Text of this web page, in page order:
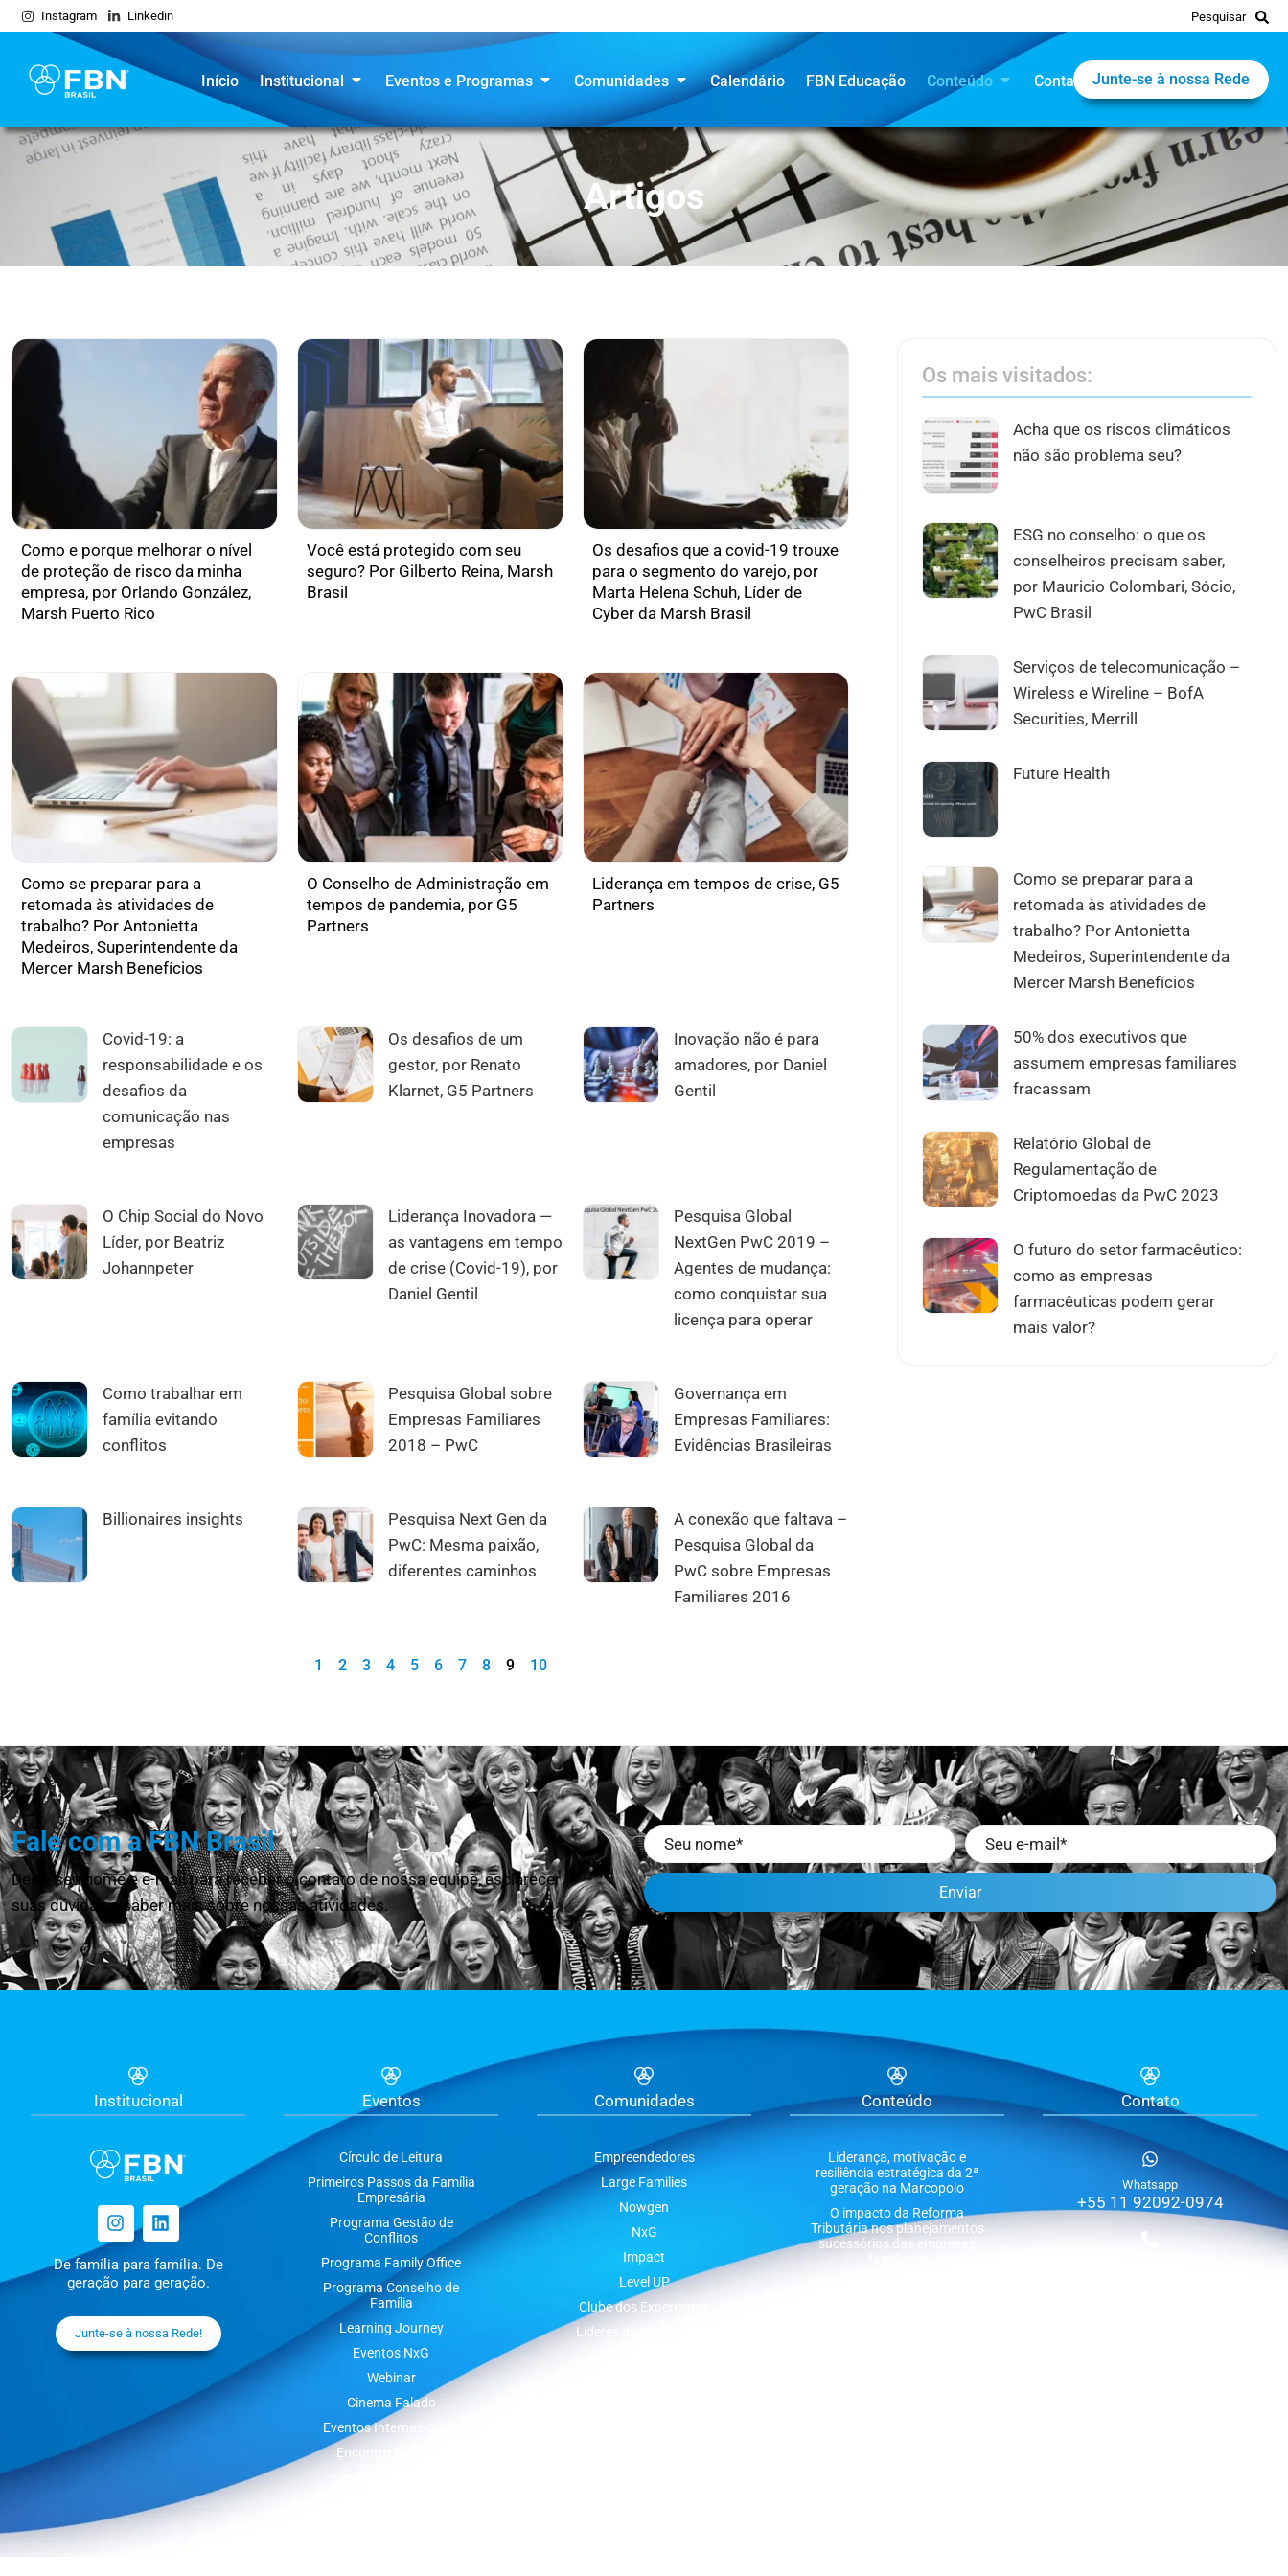
Instagram Linkedin Pesquisar
Início Institucional Eventos e Programas Comunidades Calendário FBN Educação Conteúdo Contato Junte-se à nossa Rede
Artigos
Como e porque melhorar o nível
de proteção de risco da minha
empresa, por Orlando González,
Marsh Puerto Rico
Você está protegido com seu
seguro? Por Gilberto Reina, Marsh
Brasil
Os desafios que a covid-19 trouxe
para o segmento do varejo, por
Marta Helena Schuh, Líder de
Cyber da Marsh Brasil
Como se preparar para a
retomada às atividades de
trabalho? Por Antonietta
Medeiros, Superintendente da
Mercer Marsh Benefícios
O Conselho de Administração em
tempos de pandemia, por G5
Partners
Liderança em tempos de crise, G5
Partners
Covid-19: a
responsabilidade e os
desafios da
comunicação nas
empresas
Os desafios de um
gestor, por Renato
Klarnet, G5 Partners
Inovação não é para
amadores, por Daniel
Gentil
O Chip Social do Novo
Líder, por Beatriz
Johannpeter
Liderança Inovadora —
as vantagens em tempo
de crise (Covid-19), por
Daniel Gentil
Pesquisa Global
NextGen PwC 2019 –
Agentes de mudança:
como conquistar sua
licença para operar
Como trabalhar em
família evitando
conflitos
Pesquisa Global sobre
Empresas Familiares
2018 – PwC
Governança em
Empresas Familiares:
Evidências Brasileiras
Billionaires insights
Pesquisa Next Gen da
PwC: Mesma paixão,
diferentes caminhos
A conexão que faltava –
Pesquisa Global da
PwC sobre Empresas
Familiares 2016
1 2 3 4 5 6 7 8 9 10
Os mais visitados:
Acha que os riscos climáticos
não são problema seu?
ESG no conselho: o que os
conselheiros precisam saber,
por Mauricio Colombari, Sócio,
PwC Brasil
Serviços de telecomunicação –
Wireless e Wireline – BofA
Securities, Merrill
Future Health
Como se preparar para a
retomada às atividades de
trabalho? Por Antonietta
Medeiros, Superintendente da
Mercer Marsh Benefícios
50% dos executivos que
assumem empresas familiares
fracassam
Relatório Global de
Regulamentação de
Criptomoedas da PwC 2023
O futuro do setor farmacêutico:
como as empresas
farmacêuticas podem gerar
mais valor?
Fale com a FBN Brasil
Deixe seu nome e e-mail para receber o contato de nossa equipe, esclarecer
suas dúvidas e saber mais sobre nossas atividades.
Enviar
Institucional
De família para família. De
geração para geração.
Junte-se à nossa Rede!
Eventos
Círculo de Leitura
Primeiros Passos da Família
Empresária
Programa Gestão de
Conflitos
Programa Family Office
Programa Conselho de
Família
Learning Journey
Eventos NxG
Webinar
Cinema Falado
Eventos Internacionais
Encontro Nacional
Comunidades
Empreendedores
Large Families
Nowgen
NxG
Impact
Level UP
Clube dos Experientes
Líderes de Governança
Conteúdo
Liderança, motivação e
resiliência estratégica da 2ª
geração na Marcopolo
O impacto da Reforma
Tributária nos planejamentos
sucessórios das empresas
Contato
Whatsapp
+55 11 92092-0974